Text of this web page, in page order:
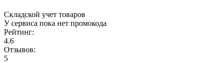
Складской учет товаров
У сервиса пока нет промокода
Рейтинг:
4.6
Отзывов:
5